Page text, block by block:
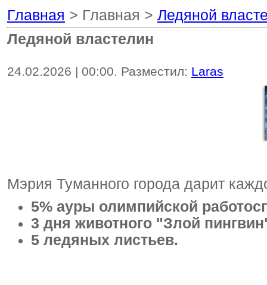
Главная > Главная > Ледяной
Ледяной властелин
24.02.2026 | 00:00. Разместил: Laras
Мэрия Туманного города дарит
5% ауры олимпийской
3 дня животного "Злой
5 ледяных листьев.